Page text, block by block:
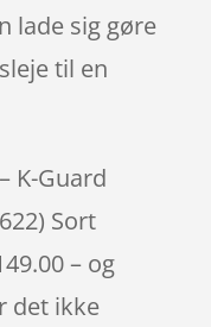
lade sig gøre
til en
K-Guard
Sort
– og
det ikke